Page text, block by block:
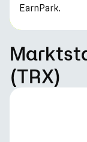
EarnPark.
(TRX)